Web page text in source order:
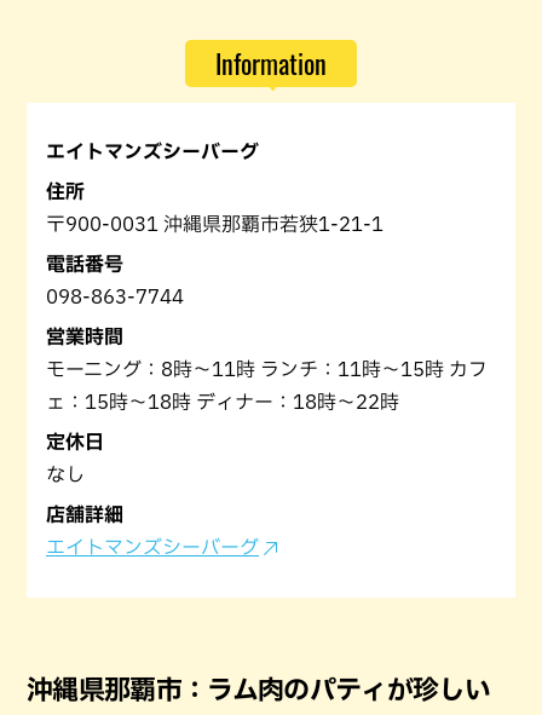
Information
エイトマンズシーバーグ
住所
〒900-0031 沖縄県那覇市若狭1-21-1
電話番号
098-863-7744
営業時間
モーニング：8時〜11時 ランチ：11時〜15時 カフ
ェ：15時〜18時 ディナー：18時〜22時
定休日
なし
店舗詳細
エイトマンズシーバーグ
沖縄県那覇市：ラム肉のパティが珍しい